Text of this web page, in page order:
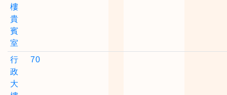
樓
貴
賓
室
行
政
大
70